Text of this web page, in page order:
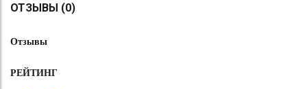
ОТЗЫВЫ (0)
Отзывы
РЕЙТИНГ